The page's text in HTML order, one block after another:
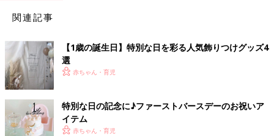
関連記事
【1歳の誕生日】特別な日を彩る人気飾りつけグッズ4
選
赤ちゃん・育児
特別な日の記念に♪ファーストバースデーのお祝いア
イテム
赤ちゃん・育児